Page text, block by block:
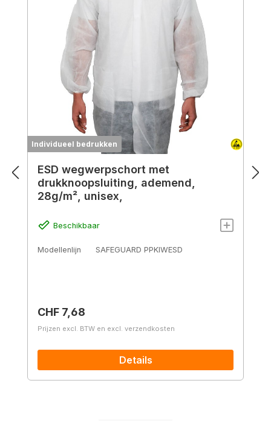
Individueel bedrukken
ESD wegwerpschort met
drukknoopsluiting, ademend,
28g/m², unisex,
Beschikbaar
Modellenlijn SAFEGUARD PPKIWESD
Normale prijs:
CHF 7,68
Prijzen excl. BTW en excl. verzendkosten
Details